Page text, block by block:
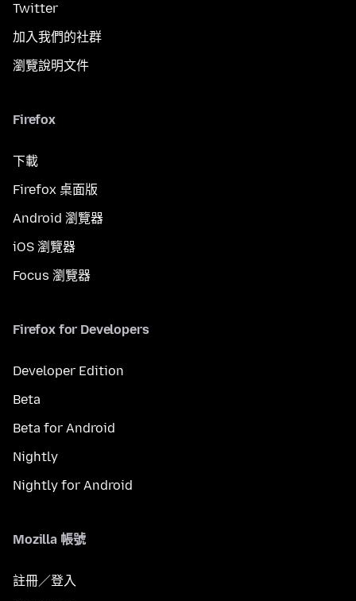
Twitter
加入我們的社群
瀏覽說明文件
Firefox
下載
Firefox 桌面版
Android 瀏覽器
iOS 瀏覽器
Focus 瀏覽器
Firefox for Developers
Developer Edition
Beta
Beta for Android
Nightly
Nightly for Android
Mozilla 帳號
註冊／登入